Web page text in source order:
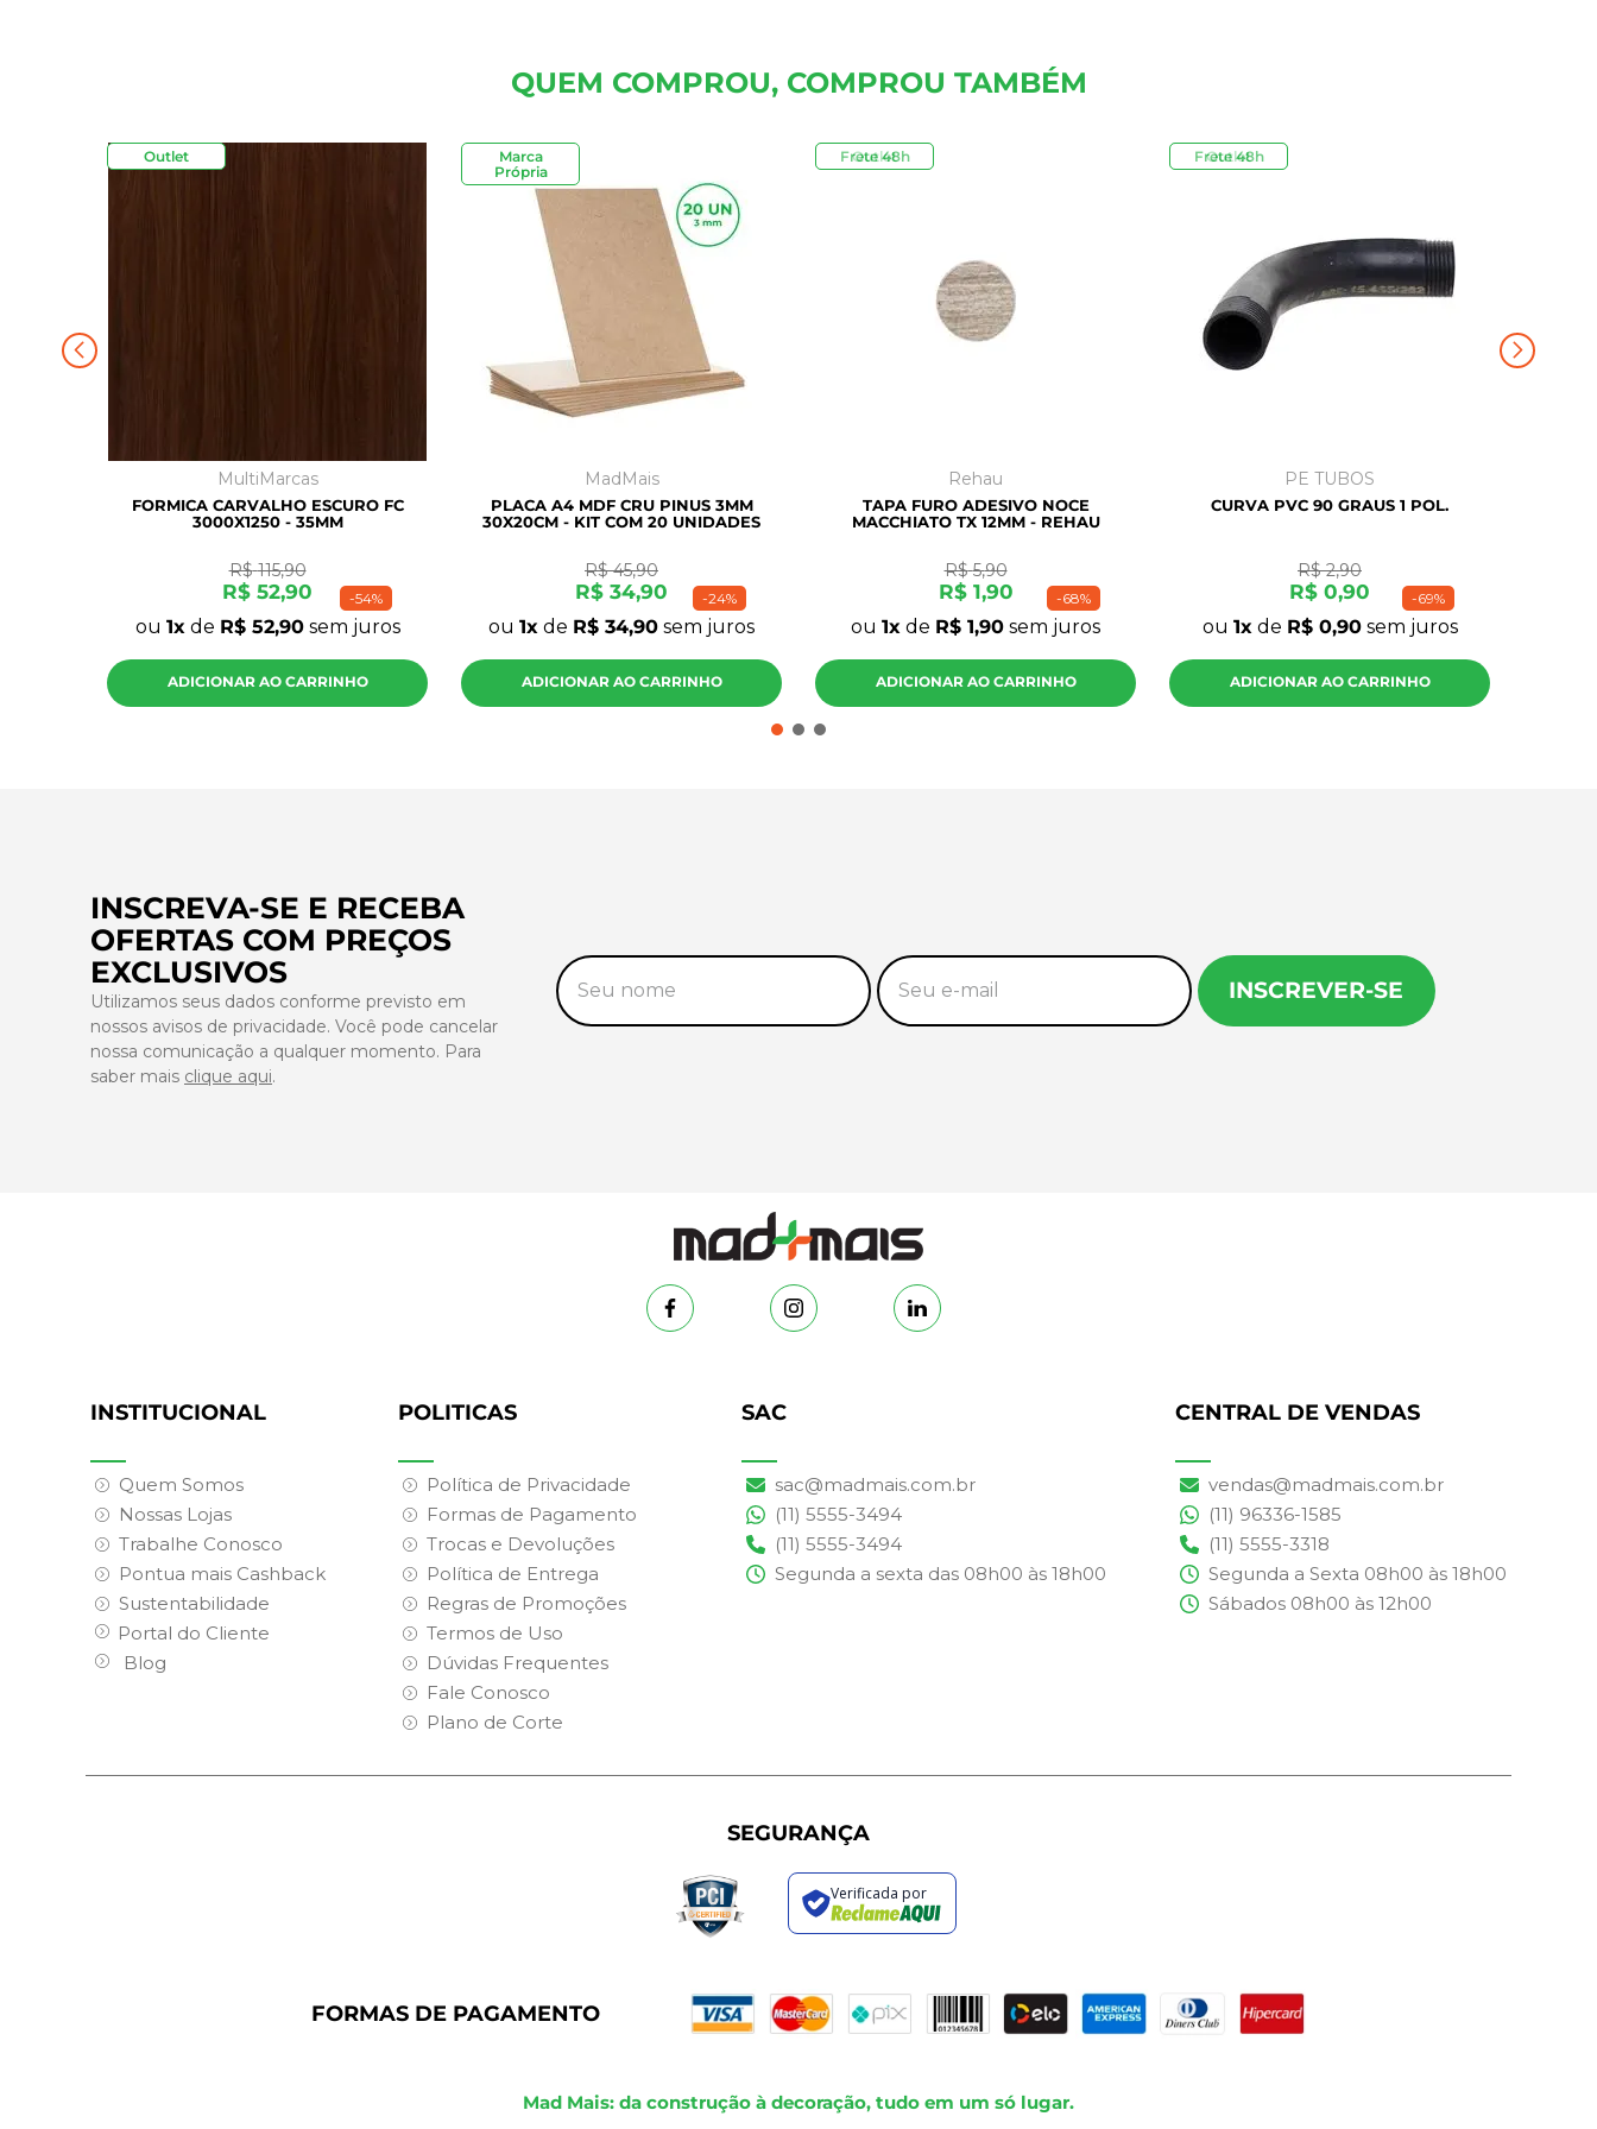
QUEM COMPROU, COMPROU TAMBÉM
-54%
Outlet
MultiMarcas
FORMICA CARVALHO ESCURO FC
3000X1250 - 35MM
R$ 115,90
R$ 52,90
ou 1 de R$ 52,90sem juros
ADICIONAR AO CARRINHO
-24%
Marca
Própria
MadMais
PLACA A4 MDF CRU PINUS 3MM
30X20CM - KIT COM 20 UNIDADES
R$ 45,90
R$ 34,90
ou1 de R$ 34,90 sem juros
ADICIONAR AO CARRINHO
-68%
Outlet
Frete 48h
Rehau
TAPA FURO ADESIVO NOCE
MACCHIATO TX 12MM - REHAU
R$ 5,90
R$ 1,90
ou1 de R$ 1,90 sem juros
ADICIONAR AO CARRINHO
-69%
Outlet
Frete 48h
PE TUBOS
CURVA PVC 90 GRAUS 1 POL.
R$ 2,90
R$ 0,90
ou 1 de R$ 0,90sem juros
ADICIONAR AO CARRINHO
INSCREVA-SE E RECEBA
OFERTAS COM PREÇOS
EXCLUSIVOS
Utilizamos seus dados conforme previsto em
nossos avisos de privacidade. Você pode cancelar
nossa comunicação a qualquer momento. Para
saber mais clique aqui.
INSCREVER-SE
INSTITUCIONAL
Quem Somos
Nossas Lojas
Trabalhe Conosco
Pontua mais Cashback
Sustentabilidade
Portal do Cliente
Blog
POLITICAS
Política de Privacidade
Formas de Pagamento
Trocas e Devoluções
Política de Entrega
Regras de Promoções
Termos de Uso
Dúvidas Frequentes
Fale Conosco
Plano de Corte
SAC
sac@madmais.com.br
(11) 5555-3494
(11) 5555-3494
Segunda a sexta das 08h00 às 18h00
CENTRAL DE VENDAS
vendas@madmais.com.br
(11) 96336-1585
(11) 5555-3318
Segunda a Sexta 08h00 às 18h00
Sábados 08h00 às 12h00
SEGURANÇA
Verificada por
FORMAS DE PAGAMENTO
Mad Mais: da construção à decoração, tudo em um só lugar.